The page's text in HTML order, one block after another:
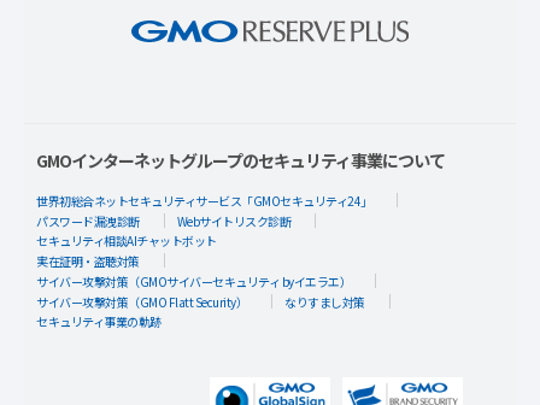
GMOインターネットグループのセキュリティ事業について
世界初総合ネットセキュリティサービス「GMOセキュリティ24」
パスワード漏洩診断
Webサイトリスク診断
セキュリティ相談AIチャットボット
実在証明・盗聴対策
サイバー攻撃対策（GMOサイバーセキュリティ byイエラエ）
サイバー攻撃対策（GMO Flatt Security）
なりすまし対策
セキュリティ事業の軌跡